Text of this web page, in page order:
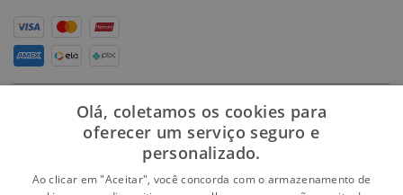
Olá, coletamos os cookies para
oferecer um serviço seguro e
personalizado.
Ao clicar em "Aceitar", você concorda com o armazenamento de